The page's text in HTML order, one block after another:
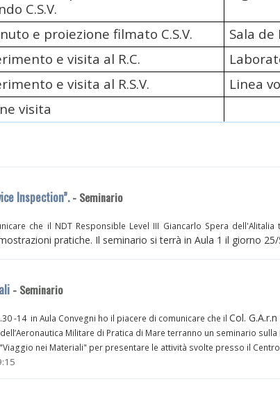
C.S.V.
e proiezione filmato C.S.V. Sala
e visita al R.C.
e visita al R.S.V. Linea
visita
Inspection”.- Seminario
che il NDT Responsible Level III Giancarlo Spera dell'Alitalia
pratiche. Il seminario si terrà in Aula 1 il giorno
- Seminario
-14 in Aula Convegni ho il piacere di comunicare che il Col.
Militare di Pratica di Mare terranno un seminario
nei Materiali" per presentare le attività svolte presso il